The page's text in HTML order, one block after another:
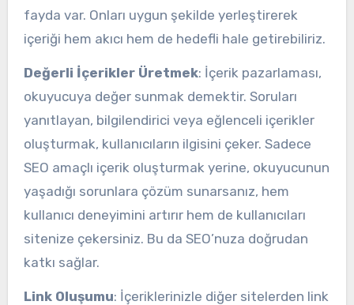
fayda var. Onları uygun şekilde yerleştirerek
içeriği hem akıcı hem de hedefli hale getirebiliriz.
Değerli İçerikler Üretmek: İçerik pazarlaması,
okuyucuya değer sunmak demektir. Soruları
yanıtlayan, bilgilendirici veya eğlenceli içerikler
oluşturmak, kullanıcıların ilgisini çeker. Sadece
SEO amaçlı içerik oluşturmak yerine, okuyucunun
yaşadığı sorunlara çözüm sunarsanız, hem
kullanıcı deneyimini artırır hem de kullanıcıları
sitenize çekersiniz. Bu da SEO’nuza doğrudan
katkı sağlar.
Link Oluşumu: İçeriklerinizle diğer sitelerden link